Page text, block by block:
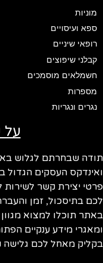
מוניות
ספא ועיסויים
רופאי שיניים
קבלני שיפוצים
חשמלאים מוסמכים
מספרות
נגרים ונגריות
על
שבחרתם לגלוש
העסקים הגדול
יצירת קשר לשירות
בתיסכול, זמן
תוכלו למצוא
מידע ענקיים
מאחל לכם גלישה